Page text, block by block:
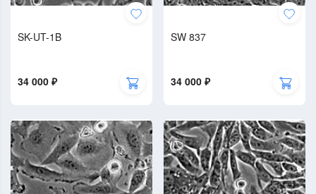
SK-UT-1B
34 000 ₽
SW 837
34 000 ₽